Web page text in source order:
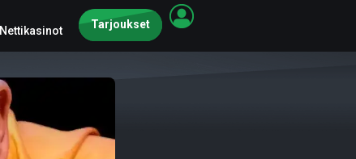
Nettikasinot Tarjoukset